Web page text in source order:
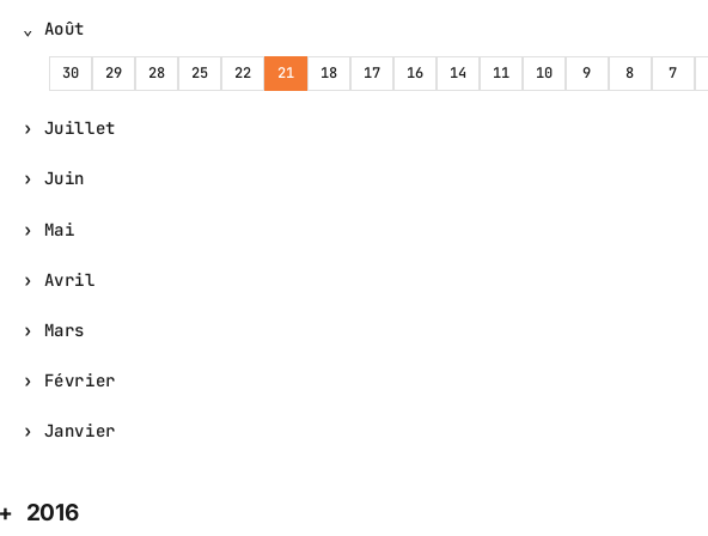
Août
30 29 28 25 22 21 18 17 16 14 11 10 9 8 7
Juillet
Juin
Mai
Avril
Mars
Février
Janvier
2016